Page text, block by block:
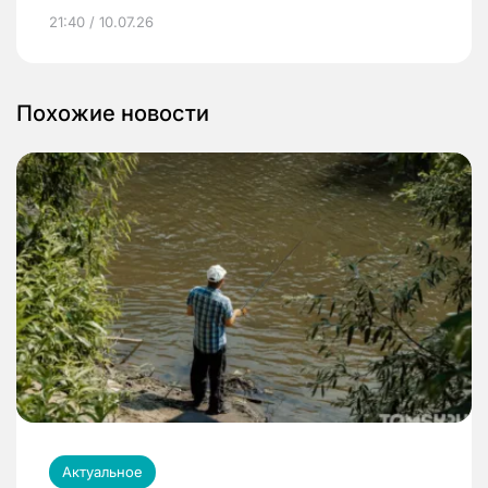
21:40 / 10.07.26
Похожие новости
Актуальное